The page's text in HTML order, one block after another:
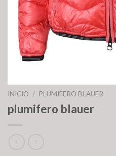
INICIO / PLUMIFERO BLAUER
plumifero blauer